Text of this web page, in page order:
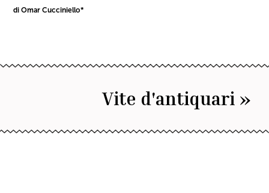
di Omar Cucciniello*
Vite d'antiquari »